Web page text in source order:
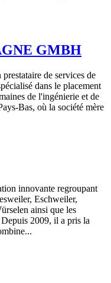
GMBH
de services de
dans le placement
de l'ingénierie et de
Bas, où la société mère
innovante regroupant
Eschweiler,
ainsi que les
2009, il a pris la